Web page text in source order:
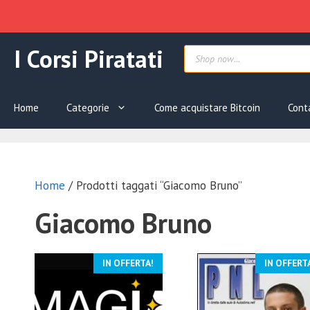
contenuto
I Corsi Piratati Products
search
Home Categorie Come acquistare Bitcoin
Home / Prodotti taggati “Giacomo Bruno”
Giacomo Bruno
IN OFFERTA! IN